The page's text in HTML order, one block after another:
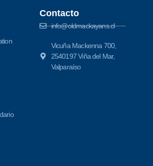
Contacto
info@oldmackayans.cl
Vicuña Mackenna 700,
2540197 Viña del Mar,
Valparaíso